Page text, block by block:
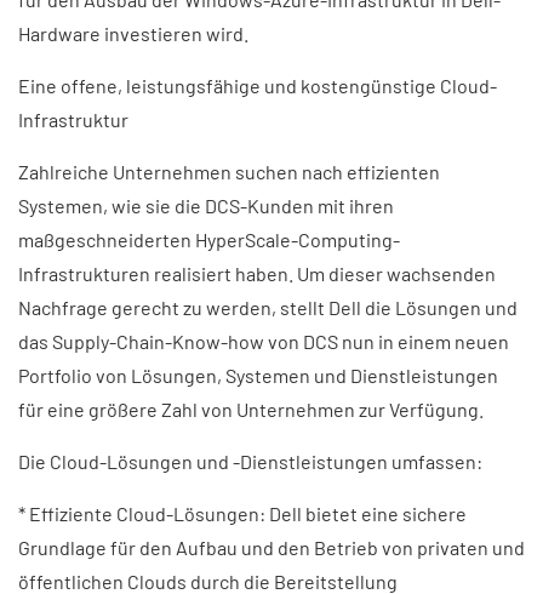
Hardware investieren wird.
Eine offene, leistungsfähige und kostengünstige Cloud-
Infrastruktur
Zahlreiche Unternehmen suchen nach effizienten
Systemen, wie sie die DCS-Kunden mit ihren
maßgeschneiderten HyperScale-Computing-
Infrastrukturen realisiert haben. Um dieser wachsenden
Nachfrage gerecht zu werden, stellt Dell die Lösungen und
das Supply-Chain-Know-how von DCS nun in einem neuen
Portfolio von Lösungen, Systemen und Dienstleistungen
für eine größere Zahl von Unternehmen zur Verfügung.
Die Cloud-Lösungen und -Dienstleistungen umfassen:
* Effiziente Cloud-Lösungen: Dell bietet eine sichere
Grundlage für den Aufbau und den Betrieb von privaten und
öffentlichen Clouds durch die Bereitstellung